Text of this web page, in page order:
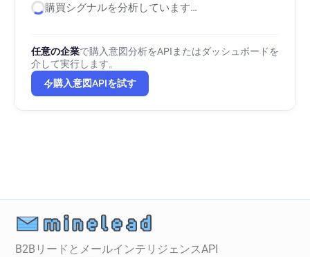
購買シグナルを分析しています…
任意の企業で購入意図分析をAPIまたはダッシュボードを
介して実行します。
購入意図APIを試す
B2BリードとメールインテリジェンスAPI